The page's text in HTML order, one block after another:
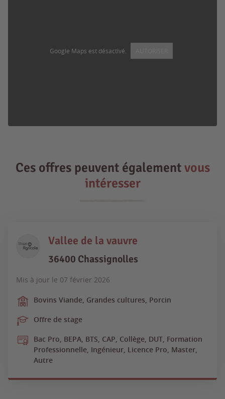
Google Maps est désactivé.
Ces offres peuvent égalementvous
intéresser
Vallee de la vauvre
36400 Chassignolles
Mis à jour le 07 février 2026
Bovins Viande, Grandes cultures, Porcin
Offre de stage
Bac Pro, BEPA, BTS, CAP, Collège, DUT, Formation
Professionnelle, Ingénieur, Licence Pro, Master,
Autre